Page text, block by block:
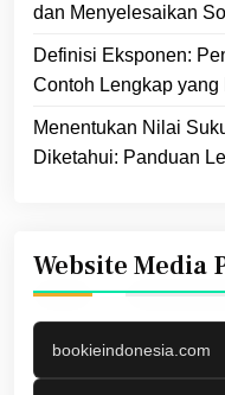
dan Menyelesaikan
Definisi Eksponen:
Contoh Lengkap
Menentukan Nilai
Diketahui: Panduan
Website Media
bookieindonesia.com